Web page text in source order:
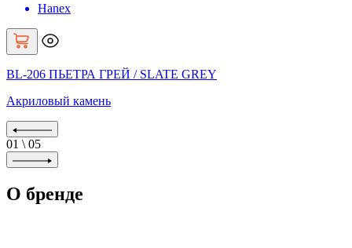
Hanex
BL-206 ПЬЕТРА ГРЕЙ / SLATE GREY
Акриловый камень
01 \ 05
О бренде